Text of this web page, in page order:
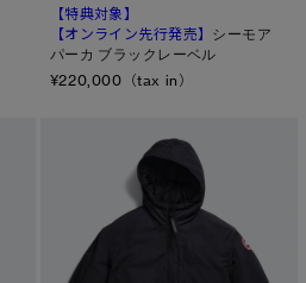
【特典対象】
【オンライン先行発売】 シーモア
パーカ ブラックレーベル
¥220,000（tax in）